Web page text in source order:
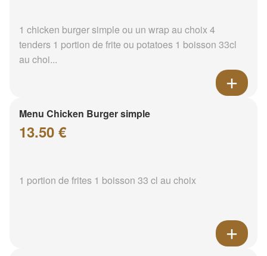
1 chicken burger simple ou un wrap au choix 4
tenders 1 portion de frite ou potatoes 1 boisson 33cl
au choi...
Menu Chicken Burger simple
13.50 €
1 portion de frites 1 boisson 33 cl au choix